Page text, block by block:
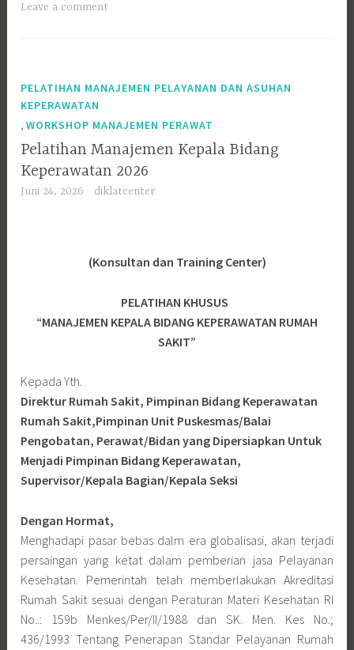
Leave a comment
PELATIHAN MANAJEMEN PELAYANAN DAN ASUHAN
KEPERAWATAN
,WORKSHOP MANAJEMEN PERAWAT
Pelatihan Manajemen Kepala Bidang
Keperawatan 2026
Juni 24, 2026 diklatcenter
(Konsultan dan Training Center)
PELATIHAN KHUSUS
“MANAJEMEN KEPALA BIDANG KEPERAWATAN RUMAH
SAKIT”
Kepada Yth.
Direktur Rumah Sakit, Pimpinan Bidang Keperawatan
Rumah Sakit,Pimpinan Unit Puskesmas/Balai
Pengobatan, Perawat/Bidan yang Dipersiapkan Untuk
Menjadi Pimpinan Bidang Keperawatan,
Supervisor/Kepala Bagian/Kepala Seksi
Dengan Hormat,
Menghadapi pasar bebas dalm era globalisasi, akan terjadi
persaingan yang ketat dalam pemberian jasa Pelayanan
Kesehatan. Pemerintah telah memberlakukan Akreditasi
Rumah Sakit sesuai dengan Peraturan Materi Kesehatan RI
No..: 159b Menkes/Per/II/1988 dan SK. Men. Kes No.;
436/1993 Tentang Penerapan Standar Pelayanan Rumah